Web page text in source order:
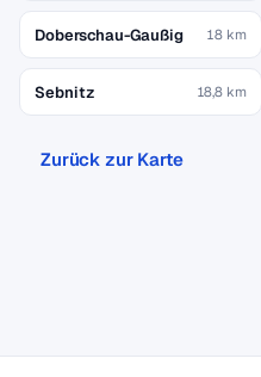
Doberschau-Gaußig 18 km
Sebnitz 18,8 km
Zurück zur Karte